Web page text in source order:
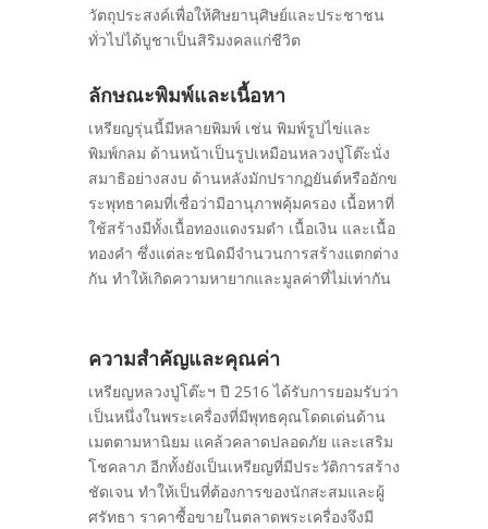
วัตถุประสงค์เพื่อให้ศิษยานุศิษย์และประชาชน
ทั่วไปได้บูชาเป็นสิริมงคลแก่ชีวิต
ลักษณะพิมพ์และเนื้อหา
เหรียญรุ่นนี้มีหลายพิมพ์ เช่น พิมพ์รูปไข่และ
พิมพ์กลม ด้านหน้าเป็นรูปเหมือนหลวงปู่โต๊ะนั่ง
สมาธิอย่างสงบ ด้านหลังมักปรากฏยันต์หรืออักข
ระพุทธาคมที่เชื่อว่ามีอานุภาพคุ้มครอง เนื้อหาที่
ใช้สร้างมีทั้งเนื้อทองแดงรมดำ เนื้อเงิน และเนื้อ
ทองคำ ซึ่งแต่ละชนิดมีจำนวนการสร้างแตกต่าง
กัน ทำให้เกิดความหายากและมูลค่าที่ไม่เท่ากัน
ความสำคัญและคุณค่า
เหรียญหลวงปู่โต๊ะฯ ปี 2516 ได้รับการยอมรับว่า
เป็นหนึ่งในพระเครื่องที่มีพุทธคุณโดดเด่นด้าน
เมตตามหานิยม แคล้วคลาดปลอดภัย และเสริม
โชคลาภ อีกทั้งยังเป็นเหรียญที่มีประวัติการสร้าง
ชัดเจน ทำให้เป็นที่ต้องการของนักสะสมและผู้
ศรัทธา ราคาซื้อขายในตลาดพระเครื่องจึงมี